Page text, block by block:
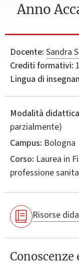
Anno
Docente: Sandra
Crediti formativi: 1
Lingua di
Modalità
parzialmente)
Campus: Bologna
Corso: Laurea in
professione
Risorse
Conoscenze